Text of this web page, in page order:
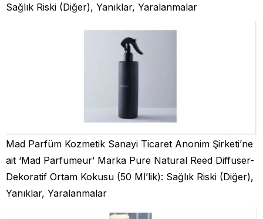
Sağlık Riski (Diğer), Yanıklar, Yaralanmalar
Mad Parfüm Kozmetik Sanayi Ticaret Anonim Şirketi’ne
ait ‘Mad Parfumeur’ Marka Pure Natural Reed Diffuser-
Dekoratif Ortam Kokusu (50 Ml’lik): Sağlık Riski (Diğer),
Yanıklar, Yaralanmalar